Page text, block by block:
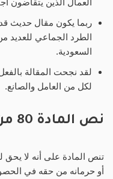
ربما يكون مقال حديث
الطرد الجماعي للعديد
السعودية.
لقد نجحت المقالة
لكل من العامل والصانع.
نص المادة 80 من نظام العمل بالمملكة
تنص المادة على أنه لا
أو حرمانه من حقه في